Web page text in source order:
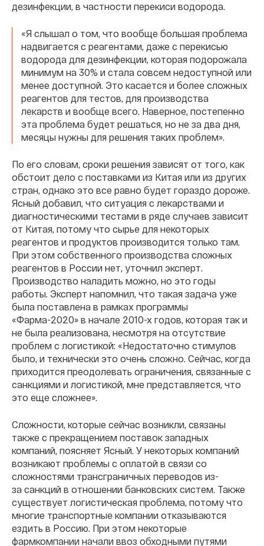
дезинфекции, в частности перекиси водорода.
«Я слышал о том, что вообще большая проблема
надвигается с реагентами, даже с перекисью
водорода для дезинфекции, которая подорожала
минимум на 30% и стала совсем недоступной или
менее доступной. Это касается и более сложных
реагентов для тестов, для производства
лекарств и вообще всего. Наверное, постепенно
эта проблема будет решаться, но не за два дня,
месяцы нужны для решения таких проблем».
По его словам, сроки решения зависят от того, как
обстоит дело с поставками из Китая или из других
стран, однако это все равно будет гораздо дороже.
Ясный добавил, что ситуация с лекарствами и
диагностическими тестами в ряде случаев зависит
от Китая, потому что сырье для некоторых
реагентов и продуктов производится только там.
При этом собственного производства сложных
реагентов в России нет, уточнил эксперт.
Производство наладить можно, но это годы
работы. Эксперт напомнил, что такая задача уже
была поставлена в рамках программы
«Фарма-2020» в начале 2010-х годов, которая так и
не была реализована, несмотря на отсутствие
проблем с логистикой: «Недостаточно стимулов
было, и технически это очень сложно. Сейчас, когда
приходится преодолевать ограничения, связанные с
санкциями и логистикой, мне представляется, что
это еще сложнее».
Сложности, которые сейчас возникли, связаны
также с прекращением поставок западных
компаний, поясняет Ясный. У некоторых компаний
возникают проблемы с оплатой в связи со
сложностями трансграничных переводов из-
за санкций в отношении банковских систем. Также
существует логистическая проблема, потому что
многие транспортные компании отказываются
ездить в Россию. При этом некоторые
фармкомпании начали ввоз обходными путями